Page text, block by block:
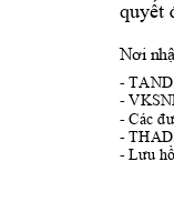
quyết
Nơi
- TAND
-
- Các
- THAD
- Lưu